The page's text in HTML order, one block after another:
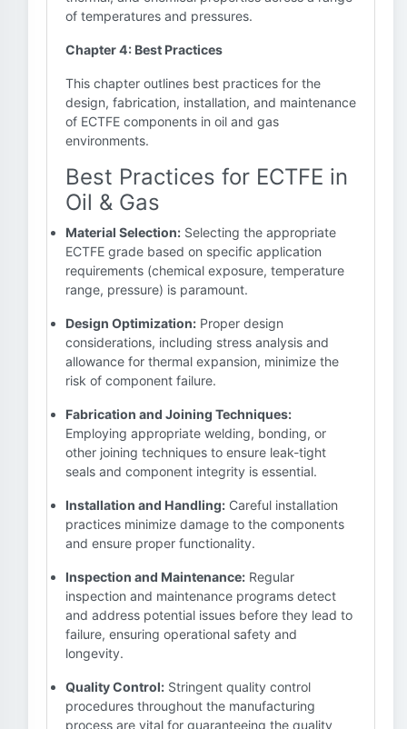
of temperatures and pressures.
Chapter 4: Best Practices
This chapter outlines best practices for the
design, fabrication, installation, and maintenance
of ECTFE components in oil and gas
environments.
Best Practices for ECTFE in
Oil & Gas
Material Selection: Selecting the appropriate
ECTFE grade based on specific application
requirements (chemical exposure, temperature
range, pressure) is paramount.
Design Optimization: Proper design
considerations, including stress analysis and
allowance for thermal expansion, minimize the
risk of component failure.
Fabrication and Joining Techniques:
Employing appropriate welding, bonding, or
other joining techniques to ensure leak-tight
seals and component integrity is essential.
Installation and Handling: Careful installation
practices minimize damage to the components
and ensure proper functionality.
Inspection and Maintenance: Regular
inspection and maintenance programs detect
and address potential issues before they lead to
failure, ensuring operational safety and
longevity.
Quality Control: Stringent quality control
procedures throughout the manufacturing
process are vital for guaranteeing the quality